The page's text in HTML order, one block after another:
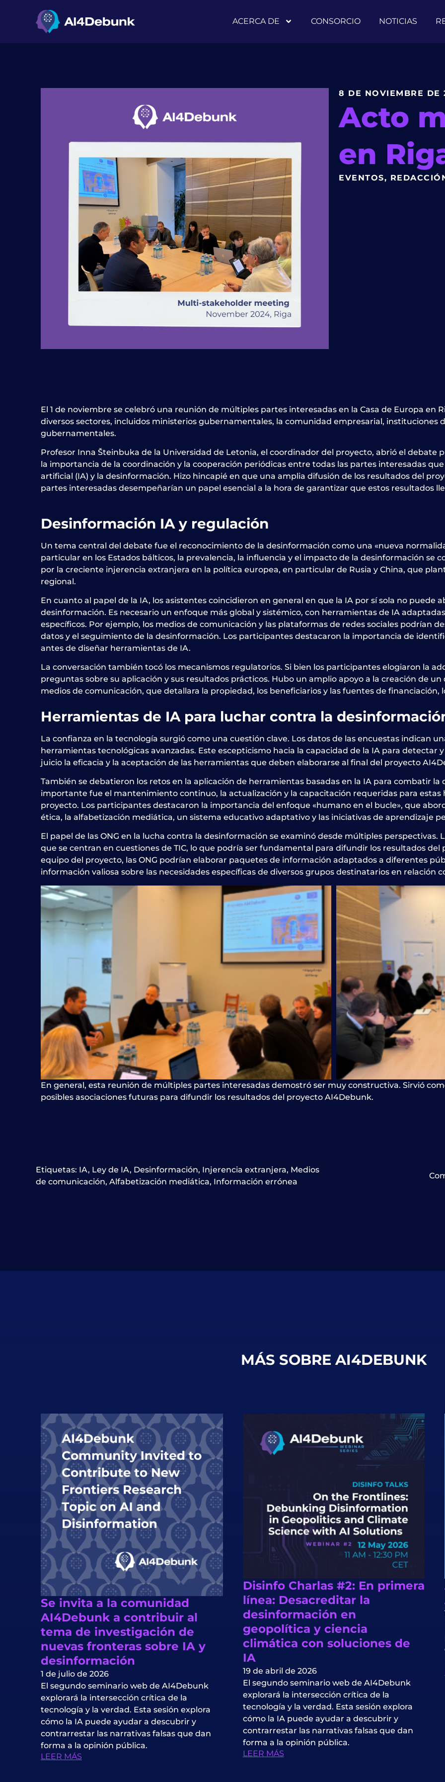
ACERCA DE CONSORCIO NOTICIAS
8 DE NOVIEMBRE DE
Acto
en
EVENTOS,
El 1 de noviembre se celebró una reunión de múltiples partes interesadas en la Casa de Europa en
diversos sectores, incluidos ministerios gubernamentales, la comunidad empresarial, instituciones
gubernamentales.
Profesor Inna Šteinbuka de la Universidad de Letonia, el coordinador del proyecto, abrió el debate
la importancia de la coordinación y la cooperación periódicas entre todas las partes interesadas
artificial (IA) y la desinformación. Hizo hincapié en que una amplia difusión de los resultados del
partes interesadas desempeñarían un papel esencial a la hora de garantizar que estos resultados
Desinformación IA y regulación
Un tema central del debate fue el reconocimiento de la desinformación como una «nueva
particular en los Estados bálticos, la prevalencia, la influencia y el impacto de la desinformación se
por la creciente injerencia extranjera en la política europea, en particular de Rusia y China, que
regional.
En cuanto al papel de la IA, los asistentes coincidieron en general en que la IA por sí sola no puede
desinformación. Es necesario un enfoque más global y sistémico, con herramientas de IA
específicos. Por ejemplo, los medios de comunicación y las plataformas de redes sociales podrían
datos y el seguimiento de la desinformación. Los participantes destacaron la importancia de
antes de diseñar herramientas de IA.
La conversación también tocó los mecanismos regulatorios. Si bien los participantes elogiaron la
preguntas sobre su aplicación y sus resultados prácticos. Hubo un amplio apoyo a la creación de
medios de comunicación, que detallara la propiedad, los beneficiarios y las fuentes de
Herramientas de IA para luchar contra la
La confianza en la tecnología surgió como una cuestión clave. Los datos de las encuestas indican
herramientas tecnológicas avanzadas. Este escepticismo hacia la capacidad de la IA para detectar
juicio la eficacia y la aceptación de las herramientas que deben elaborarse al final del proyecto
También se debatieron los retos en la aplicación de herramientas basadas en la IA para combatir
importante fue el mantenimiento continuo, la actualización y la capacitación requeridas para
proyecto. Los participantes destacaron la importancia del enfoque «humano en el bucle», que
ética, la alfabetización mediática, un sistema educativo adaptativo y las iniciativas de aprendizaje
El papel de las ONG en la lucha contra la desinformación se examinó desde múltiples perspectivas.
que se centran en cuestiones de TIC, lo que podría ser fundamental para difundir los resultados
equipo del proyecto, las ONG podrían elaborar paquetes de información adaptados a diferentes
información valiosa sobre las necesidades específicas de diversos grupos destinatarios en relación
En general, esta reunión de múltiples partes interesadas demostró ser muy constructiva. Sirvió
posibles asociaciones futuras para difundir los resultados del proyecto AI4Debunk.
Etiquetas: IA, Ley de IA, Desinformación, Injerencia extranjera, Medios
de comunicación, Alfabetización mediática, Información errónea
MÁS SOBRE AI4DEBUNK
Se invita a la comunidad
AI4Debunk a contribuir al
tema de investigación de
nuevas fronteras sobre IA y
desinformación
1 de julio de 2026
El segundo seminario web de AI4Debunk
explorará la intersección crítica de la
tecnología y la verdad. Esta sesión explora
cómo la IA puede ayudar a descubrir y
contrarrestar las narrativas falsas que dan
forma a la opinión pública.
LEER MÁS
Disinfo Charlas #2: En primera
línea: Desacreditar la
desinformación en
geopolítica y ciencia
climática con soluciones de
IA
19 de abril de 2026
El segundo seminario web de AI4Debunk
explorará la intersección crítica de la
tecnología y la verdad. Esta sesión explora
cómo la IA puede ayudar a descubrir y
contrarrestar las narrativas falsas que dan
forma a la opinión pública.
LEER MÁS